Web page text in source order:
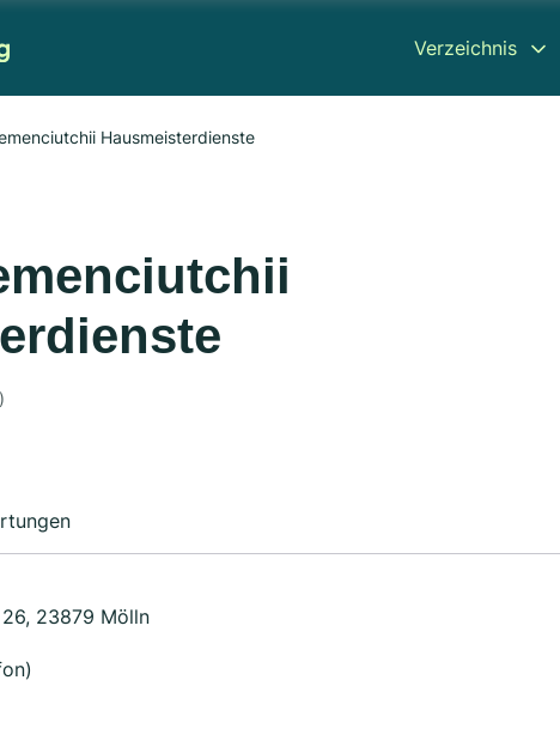
Verzeichnis
Hausmeisterdienste
23879 Mölln